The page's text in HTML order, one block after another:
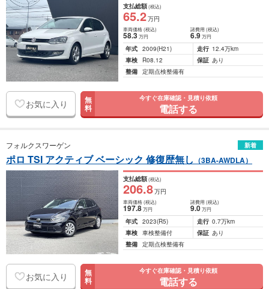
支払総額(税込)
65.2万円
車両価格(税込)
58.3万円
諸費用 (税込)
6.9 万円
年式 2009(H21) 走行 12.4万km
車検
R08.12 保証 あり
整備 定期点検整備有
お気に入り 無
料
今すぐ在庫確認・見積り依頼
電話する
フォルクスワーゲン 新着
ポロ TSI アクティブ ベーシック 修復歴無し （3BA-AWDLA）
支払総額(税込)
206.8万円
車両価格(税込)
197.8万円
諸費用 (税込)
9.0 万円
年式 2023(R5) 走行 0.7万km
車検 車検整備付 保証 あり
整備 定期点検整備有
お気に入り 無
料
今すぐ在庫確認・見積り依頼
電話する